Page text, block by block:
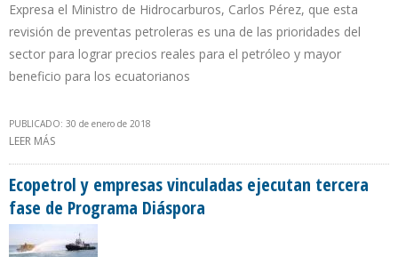
Expresa el Ministro de Hidrocarburos, Carlos Pérez, que esta
revisión de preventas petroleras es una de las prioridades del
sector para lograr precios reales para el petróleo y mayor
beneficio para los ecuatorianos
PUBLICADO: 30 de enero de 2018
LEER MÁS
Ecopetrol y empresas vinculadas ejecutan tercera
fase de Programa Diáspora